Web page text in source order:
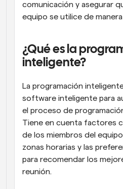
comunicación y asegurar
equipo se utilice de
¿Qué es la
inteligente?
La programación
software inteligente para
el proceso de
Tiene en cuenta factores
de los miembros del
zonas horarias y las
para recomendar los
reunión.